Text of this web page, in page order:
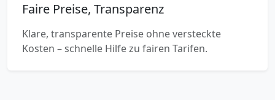
Faire Preise, Transparenz
Klare, transparente Preise ohne versteckte
Kosten – schnelle Hilfe zu fairen Tarifen.